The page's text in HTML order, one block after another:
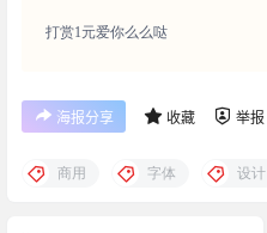
打赏1元爱你么么哒
海报分享 收藏 举报
商用 字体 设计